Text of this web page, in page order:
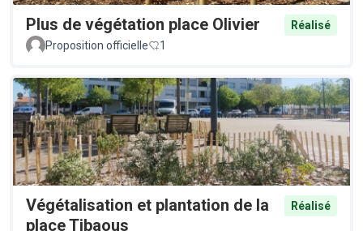
Plus de végétation place Olivier
Réalisé
Proposition officielle
1
Végétalisation et plantation de la
place Tibaous
Réalisé